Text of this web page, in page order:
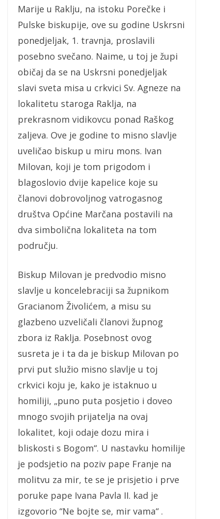
Marije u Raklju, na istoku Porečke i
Pulske biskupije, ove su godine Uskrsni
ponedjeljak, 1. travnja, proslavili
posebno svečano. Naime, u toj je župi
običaj da se na Uskrsni ponedjeljak
slavi sveta misa u crkvici Sv. Agneze na
lokalitetu staroga Raklja, na
prekrasnom vidikovcu ponad Raškog
zaljeva. Ove je godine to misno slavlje
uveličao biskup u miru mons. Ivan
Milovan, koji je tom prigodom i
blagoslovio dvije kapelice koje su
članovi dobrovoljnog vatrogasnog
društva Općine Marčana postavili na
dva simbolična lokaliteta na tom
području.
Biskup Milovan je predvodio misno
slavlje u koncelebraciji sa župnikom
Gracianom Živolićem, a misu su
glazbeno uzveličali članovi župnog
zbora iz Raklja. Posebnost ovog
susreta je i ta da je biskup Milovan po
prvi put služio misno slavlje u toj
crkvici koju je, kako je istaknuo u
homiliji, „puno puta posjetio i doveo
mnogo svojih prijatelja na ovaj
lokalitet, koji odaje dozu mira i
bliskosti s Bogom“. U nastavku homilije
je podsjetio na poziv pape Franje na
molitvu za mir, te se je prisjetio i prve
poruke pape Ivana Pavla II. kad je
izgovorio “Ne bojte se, mir vama“ .